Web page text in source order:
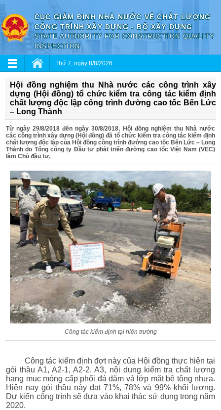
CỤC GIÁM ĐỊNH NHÀ NƯỚC VỀ CHẤT LƯỢNG
CÔNG TRÌNH XÂY DỰNG - BỘ XÂY DỰNG
STATE AUTHORITY FOR CONSTRUCTION QUALITY
INSPECTION
Thứ 7, ngày 8/8/2026
Hội đồng nghiệm thu Nhà nước các công trình xây
dựng (Hội đồng) tổ chức kiểm tra công tác kiểm định
chất lượng độc lập công trình đường cao tốc Bến Lức
– Long Thành
Từ ngày 29/8/2018 đến ngày 30/8/2018, Hội đồng nghiệm thu Nhà nước
các công trình xây dựng (Hội đồng) đã tổ chức kiểm tra công tác kiểm định
chất lượng độc lập của Hội đồng công trình đường cao tốc Bến Lức – Long
Thành do Tổng công ty Đầu tư phát triển đường cao tốc Việt Nam (VEC)
làm Chủ đầu tư.
Công tác kiểm định tại hiện trường
Công tác kiểm định đợt này của Hội đồng thực hiện tại
gói thầu A1, A2-1, A2-2, A3, nội dung kiểm tra chất lượng
hạng mục móng cấp phối đá dăm và lớp mặt bê tông nhựa.
Hiện nay gói thầu này đạt 71%, 78% và 99% khối lượng.
Dự kiến công trình sẽ đưa vào khai thác sử dụng trong năm
2020.